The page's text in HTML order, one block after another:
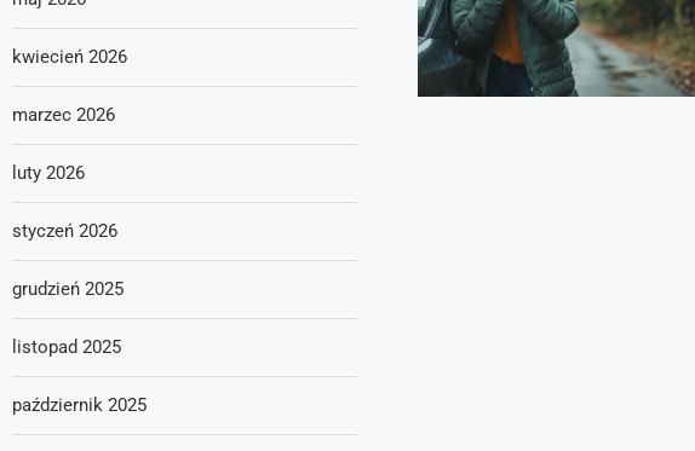
kwiecień 2026
marzec 2026
luty 2026
styczeń 2026
grudzień 2025
listopad 2025
październik 2025